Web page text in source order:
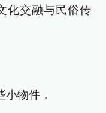
化交融与民俗传
物件，